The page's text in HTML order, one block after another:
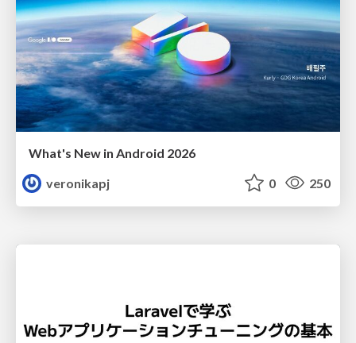
What's New in Android 2026
veronikapj
0 250